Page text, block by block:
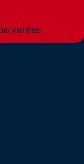
ventes